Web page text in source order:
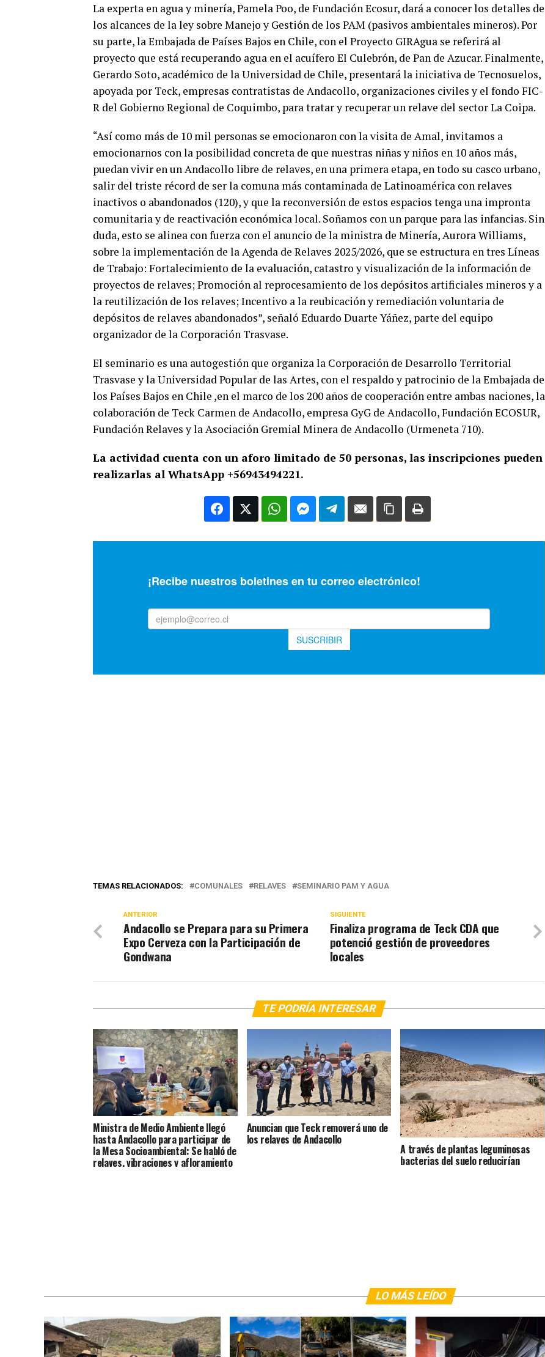
La experta en agua y minería, Pamela Poo, de Fundación Ecosur, dará a conocer los detalles de
los alcances de la ley sobre Manejo y Gestión de los PAM (pasivos ambientales mineros). Por
su parte, la Embajada de Países Bajos en Chile, con el Proyecto GIRAgua se referirá al
proyecto que está recuperando agua en el acuífero El Culebrón, de Pan de Azucar. Finalmente,
Gerardo Soto, académico de la Universidad de Chile, presentará la iniciativa de Tecnosuelos,
apoyada por Teck, empresas contratistas de Andacollo, organizaciones civiles y el fondo FIC-
R del Gobierno Regional de Coquimbo, para tratar y recuperar un relave del sector La Coipa.
“Así como más de 10 mil personas se emocionaron con la visita de Amal, invitamos a
emocionarnos con la posibilidad concreta de que nuestras niñas y niños en 10 años más,
puedan vivir en un Andacollo libre de relaves, en una primera etapa, en todo su casco urbano,
salir del triste récord de ser la comuna más contaminada de Latinoamérica con relaves
inactivos o abandonados (120), y que la reconversión de estos espacios tenga una impronta
comunitaria y de reactivación económica local. Soñamos con un parque para las infancias. Sin
duda, esto se alinea con fuerza con el anuncio de la ministra de Minería, Aurora Williams,
sobre la implementación de la Agenda de Relaves 2025/2026, que se estructura en tres Líneas
de Trabajo: Fortalecimiento de la evaluación, catastro y visualización de la información de
proyectos de relaves; Promoción al reprocesamiento de los depósitos artificiales mineros y a
la reutilización de los relaves; Incentivo a la reubicación y remediación voluntaria de
depósitos de relaves abandonados”, señaló Eduardo Duarte Yáñez, parte del equipo
organizador de la Corporación Trasvase.
El seminario es una autogestión que organiza la Corporación de Desarrollo Territorial
Trasvase y la Universidad Popular de las Artes, con el respaldo y patrocinio de la Embajada de
los Países Bajos en Chile ,en el marco de los 200 años de cooperación entre ambas naciones, la
colaboración de Teck Carmen de Andacollo, empresa GyG de Andacollo, Fundación ECOSUR,
Fundación Relaves y la Asociación Gremial Minera de Andacollo (Urmeneta 710).
La actividad cuenta con un aforo limitado de 50 personas, las inscripciones pueden
realizarlas al WhatsApp +56943494221.
TEMAS RELACIONADOS: COMUNALES RELAVES SEMINARIO PAM Y AGUA
SIGUIENTE
Finaliza programa de Teck CDA que
potenció gestión de proveedores
locales
ANTERIOR
Andacollo se Prepara para su Primera
Expo Cerveza con la Participación de
Gondwana
TE PODRÍA INTERESAR
Ministra de Medio Ambiente llegó
hasta Andacollo para participar de
la Mesa Socioambiental: Se habló de
relaves, vibraciones y afloramiento
Anuncian que Teck removerá uno de
los relaves de Andacollo
A través de plantas leguminosas
bacterias del suelo reducirían
LO MÁS LEÍDO